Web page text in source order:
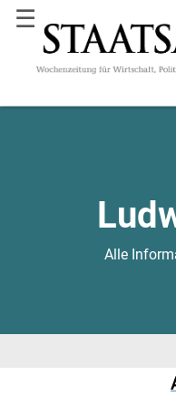
☰
Alle